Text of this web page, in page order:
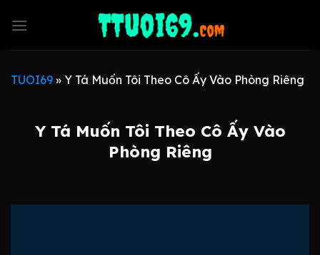
TUOI69 » Y Tá Muốn Tôi Theo Cô Ấy Vào Phòng Riêng
Y Tá Muốn Tôi Theo Cô Ấy Vào
Phòng Riêng